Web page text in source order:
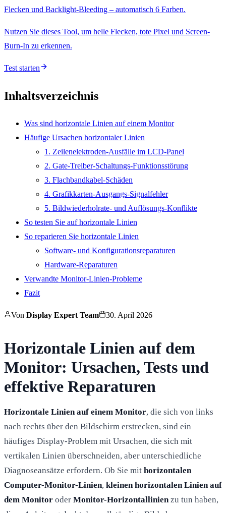
Flecken und Backlight-Bleeding – automatisch 6 Farben.
Nutzen Sie dieses Tool, um helle Flecken, tote Pixel und Screen-
Burn-In zu erkennen.
Test starten
Inhaltsverzeichnis
Was sind horizontale Linien auf einem Monitor
Häufige Ursachen horizontaler Linien
1. Zeilenelektroden-Ausfälle im LCD-Panel
2. Gate-Treiber-Schaltungs-Funktionsstörung
3. Flachbandkabel-Schäden
4. Grafikkarten-Ausgangs-Signalfehler
5. Bildwiederholrate- und Auflösungs-Konflikte
So testen Sie auf horizontale Linien
So reparieren Sie horizontale Linien
Software- und Konfigurationsreparaturen
Hardware-Reparaturen
Verwandte Monitor-Linien-Probleme
Fazit
Von Display Expert Team 30. April 2026
Horizontale Linien auf dem
Monitor: Ursachen, Tests und
effektive Reparaturen
Horizontale Linien auf einem Monitor, die sich von links
nach rechts über den Bildschirm erstrecken, sind ein
häufiges Display-Problem mit Ursachen, die sich mit
vertikalen Linien überschneiden, aber unterschiedliche
Diagnoseansätze erfordern. Ob Sie mit horizontalen
Computer-Monitor-Linien, kleinen horizontalen Linien auf
dem Monitor oder Monitor-Horizontallinien zu tun haben,